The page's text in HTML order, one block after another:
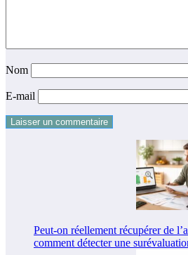
Nom
E-mail
Peut-on réellement récupérer de
comment détecter une